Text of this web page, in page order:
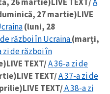
27 martie)LIVE
(luni, 28
război în Ucraina(marți,
zi de război în
LIVE TEXT/A 36-a zi de
LIVE TEXT/A 37-a zi de
LIVE TEXT/A 38-a zi